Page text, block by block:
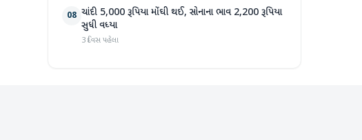
08 ચાંદી 5,000 રૂપિયા મોંઘી થઈ, સોનાના ભાવ 2,200 રૂપિયા
સુધી વધ્યા
3 દિવસ પહેલા